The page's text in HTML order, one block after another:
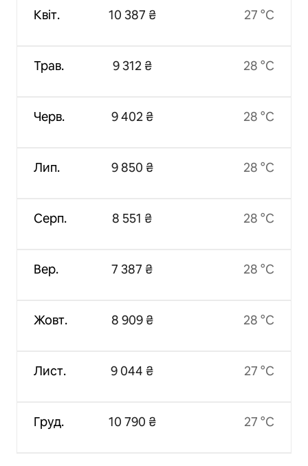
Квіт.
Трав.
Черв.
Лип.
Серп.
Вер.
Жовт.
Лист.
Груд.
10 387 ₴
9 312 ₴
9 402 ₴
9 850 ₴
8 551 ₴
7 387 ₴
8 909 ₴
9 044 ₴
10 790 ₴
27 °C
28 °C
28 °C
28 °C
28 °C
28 °C
28 °C
27 °C
27 °C